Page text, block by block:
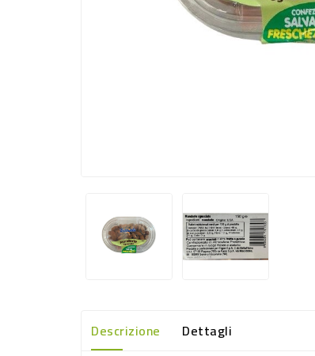
Descrizione Dettagli